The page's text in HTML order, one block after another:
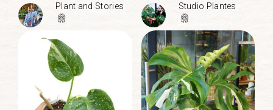
Plant and Stories Studio Plantes